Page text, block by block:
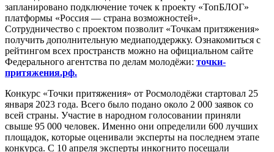
запланировано подключение точек к проекту «ТопБЛОГ»
платформы «Россия — страна возможностей».
Сотрудничество с проектом позволит «Точкам притяжения»
получить дополнительную медиаподдержку. Ознакомиться с
рейтингом всех пространств можно на официальном сайте
Федерального агентства по делам молодёжи: точки-
притяжения.рф.
Конкурс «Точки притяжения» от Росмолодёжи стартовал 25
января 2023 года. Всего было подано около 2 000 заявок со
всей страны. Участие в народном голосовании приняли
свыше 95 000 человек. Именно они определили 600 лучших
площадок, которые оценивали эксперты на последнем этапе
конкурса. С 10 апреля эксперты инкогнито посещали